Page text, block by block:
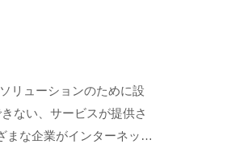
リューションのために設
ない、サービスが提供さ
まな企業がインターネット